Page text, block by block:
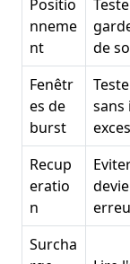
Positio
nneme
nt
de
Fenêtr
es de
burst
Recup
eratio
n
Surcha